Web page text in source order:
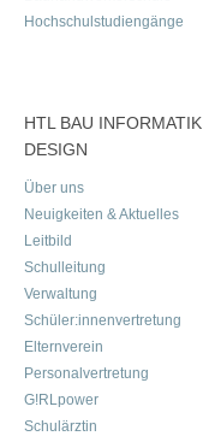
Hochschulstudiengänge
HTL BAU INFORMATIK
DESIGN
Über uns
Neuigkeiten & Aktuelles
Leitbild
Schulleitung
Verwaltung
Schüler:innenvertretung
Elternverein
Personalvertretung
G!RLpower
Schulärztin